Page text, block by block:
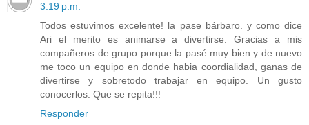
3:19 p.m.
Todos estuvimos excelente! la pase bárbaro. y como dice
Ari el merito es animarse a divertirse. Gracias a mis
compañeros de grupo porque la pasé muy bien y de nuevo
me toco un equipo en donde habia coordialidad, ganas de
divertirse y sobretodo trabajar en equipo. Un gusto
conocerlos. Que se repita!!!
Responder